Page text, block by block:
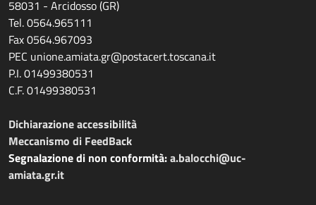
58031 - Arcidosso (GR)
Tel. 0564.965111
Fax 0564.967093
PEC unione.amiata.gr@postacert.toscana.it
P.I. 01499380531
C.F. 01499380531
Dichiarazione accessibilità
Meccanismo di FeedBack
Segnalazione di non conformità:a.balocchi@uc-
amiata.gr.it